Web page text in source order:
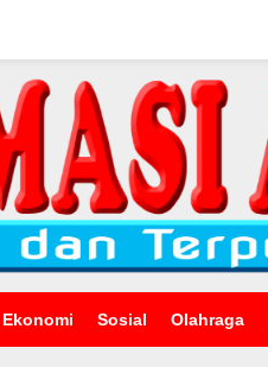
Ekonomi Sosial Olahraga